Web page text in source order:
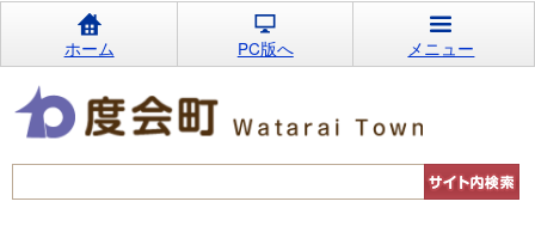
ホーム PC版へ メニュー